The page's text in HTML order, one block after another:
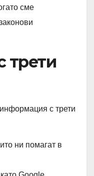
сме
трети
с трети
ни помагат в